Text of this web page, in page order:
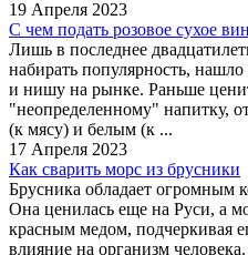
19 Апреля 2023
С чем подать розовое сухое
Лишь в последнее
набирать популярность,
и нишу на рынке. Раньше
"неопределенному" напитку,
(к мясу) и белым (к ...
17 Апреля 2023
Как сварить морс из брусники
Брусника обладает огромным
Она ценилась еще на Руси, а
красным медом, подчеркивая
влияние на организм